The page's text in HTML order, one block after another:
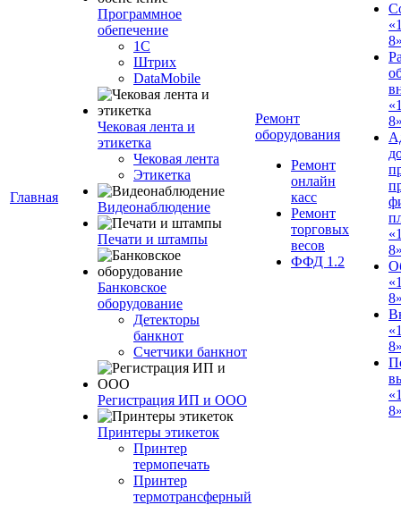
Главная
Программное
обепечение
1С
Штрих
DataMobile
Чековая лента и
этикетка
Чековая лента
Этикетка
Видеонаблюдение
Печати и штампы
Банковское
оборудование
Детекторы
банкнот
Счетчики банкнот
Регистрация ИП и ООО
Принтеры этикеток
Принтер
термопечать
Принтер
термотрансферный
Ремонт
оборудования
Ремонт
онлайн
касс
Ремонт
торговых
весов
ФФД 1.2